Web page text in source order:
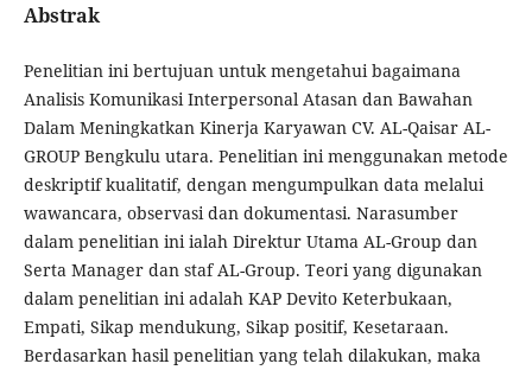
Abstrak
Penelitian ini bertujuan untuk mengetahui bagaimana
Analisis Komunikasi Interpersonal Atasan dan Bawahan
Dalam Meningkatkan Kinerja Karyawan CV. AL-Qaisar AL-
GROUP Bengkulu utara. Penelitian ini menggunakan metode
deskriptif kualitatif, dengan mengumpulkan data melalui
wawancara, observasi dan dokumentasi. Narasumber
dalam penelitian ini ialah Direktur Utama AL-Group dan
Serta Manager dan staf AL-Group. Teori yang digunakan
dalam penelitian ini adalah KAP Devito Keterbukaan,
Empati, Sikap mendukung, Sikap positif, Kesetaraan.
Berdasarkan hasil penelitian yang telah dilakukan, maka